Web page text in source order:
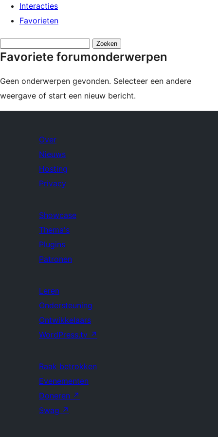
Interacties
Favorieten
zoeken:
Favoriete forumonderwerpen
Geen onderwerpen gevonden. Selecteer een andere
weergave of start een nieuw bericht.
Over
Nieuws
Hosting
Privacy
Showcase
Thema's
Plugins
Patronen
Leren
Ondersteuning
Ontwikkelaars
WordPress.tv ↗
Raak betrokken
Evenementen
Doneren ↗
Swag ↗